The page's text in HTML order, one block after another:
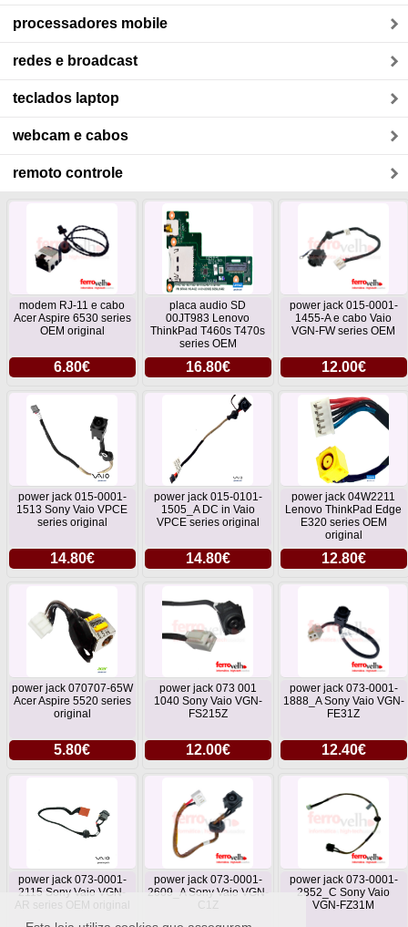
processadores mobile
redes e broadcast
teclados laptop
webcam e cabos
remoto controle
modem RJ-11 e cabo
Acer Aspire 6530 series
OEM original
6.80€
placa audio SD
00JT983 Lenovo
ThinkPad T460s T470s
series OEM
16.80€
power jack 015-0001-
1455-A e cabo Vaio
VGN-FW series OEM
12.00€
power jack 015-0001-
1513 Sony Vaio VPCE
series original
14.80€
power jack 015-0101-
1505_A DC in Vaio
VPCE series original
14.80€
power jack 04W2211
Lenovo ThinkPad Edge
E320 series OEM
original
12.80€
power jack 070707-65W
Acer Aspire 5520 series
original
5.80€
power jack 073 001
1040 Sony Vaio VGN-
FS215Z
12.00€
power jack 073-0001-
1888_A Sony Vaio VGN-
FE31Z
12.40€
power jack 073-0001-
2115 Sony Vaio VGN-
AR series OEM original
power jack 073-0001-
2609_A Sony Vaio VGN-
power jack 073-0001-
2852_C Sony Vaio
VGN-FZ31M